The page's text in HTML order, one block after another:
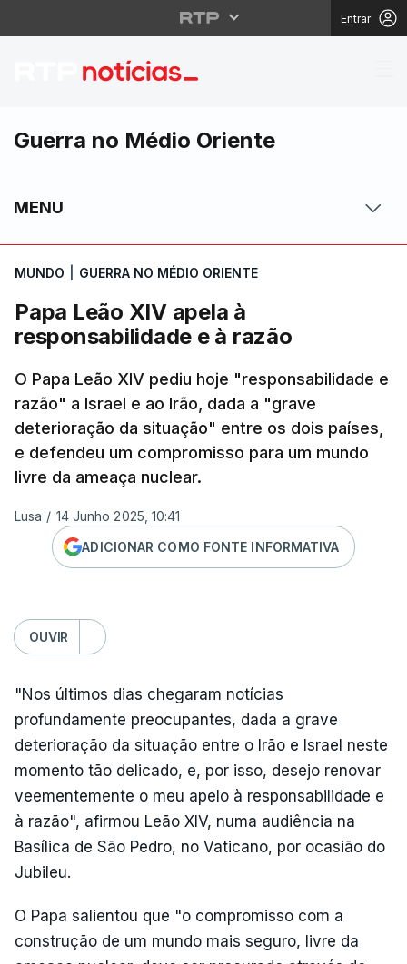
Entrar
Papa Leão XIV apela
Guerra no Médio Oriente
MENU
MUNDO GUERRA NO MÉDIO ORIENTE
Papa Leão XIV apela à
responsabilidade e à razão
O Papa Leão XIV pediu hoje "responsabilidade e
razão" a Israel e ao Irão, dada a "grave
deterioração da situação" entre os dois países,
e defendeu um compromisso para um mundo
livre da ameaça nuclear.
Lusa / 14 Junho 2025, 10:41
ADICIONAR COMO FONTE INFORMATIVA
OUVIR
"Nos últimos dias chegaram notícias
profundamente preocupantes, dada a grave
deterioração da situação entre o Irão e Israel neste
momento tão delicado, e, por isso, desejo renovar
veementemente o meu apelo à responsabilidade e
à razão", afirmou Leão XIV, numa audiência na
Basílica de São Pedro, no Vaticano, por ocasião do
Jubileu.
O Papa salientou que "o compromisso com a
construção de um mundo mais seguro, livre da